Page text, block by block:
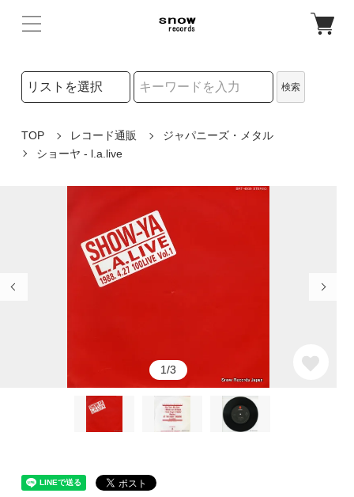
検索リストの選択
検索
TOP レコード通販
ジャパニーズ・メタル
ショーヤ - l.a.live
1/3